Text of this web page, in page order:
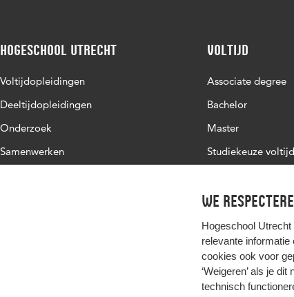
We
Hogeschool Utrecht
relevante
cookies ook voor
‘Weigeren’ als je
technisch
Hogeschool Utrecht
Voltijdopleidingen
Deeltijdopleidingen
Onderzoek
Samenwerken
Voltijd
Associate degree
Bachelor
Master
Studiekeuze voltijd